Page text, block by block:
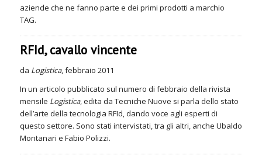
aziende che ne fanno parte e dei primi prodotti a marchio
TAG.
RFId, cavallo vincente
da Logistica, febbraio 2011
In un articolo pubblicato sul numero di febbraio della rivista
mensile Logistica, edita da Tecniche Nuove si parla dello stato
dell’arte della tecnologia RFId, dando voce agli esperti di
questo settore. Sono stati intervistati, tra gli altri, anche Ubaldo
Montanari e Fabio Polizzi.